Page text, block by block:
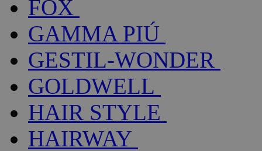
FOX
GAMMA PIÚ
GESTIL-WONDER
GOLDWELL
HAIR STYLE
HAIRWAY